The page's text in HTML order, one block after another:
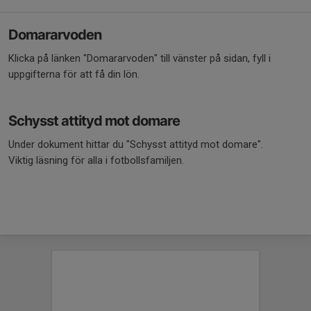
Domararvoden
Klicka på länken "Domararvoden" till vänster på sidan, fyll i
uppgifterna för att få din lön.
Schysst attityd mot domare
Under dokument hittar du "Schysst attityd mot domare".
Viktig läsning för alla i fotbollsfamiljen.